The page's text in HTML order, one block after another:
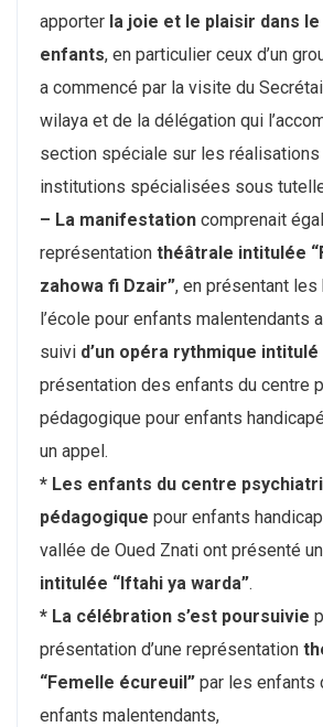
apporter la joie et le plaisir dans
enfants, en particulier ceux d’un
a commencé par la visite du
wilaya et de la délégation qui
section spéciale sur les
institutions spécialisées sous
– La manifestation comprenait
représentation théâtrale intitulée
zahowa fi Dzair”, en présentant
l’école pour enfants malentendants
suivi d’un opéra rythmique intitulé
présentation des enfants du centre
pédagogique pour enfants
un appel.
* Les enfants du centre
pédagogique pour enfants
vallée de Oued Znati ont présenté
intitulée “Iftahi ya warda”.
* La célébration s’est poursuivie
présentation d’une représentation
“Femelle écureuil” par les enfants
enfants malentendants,